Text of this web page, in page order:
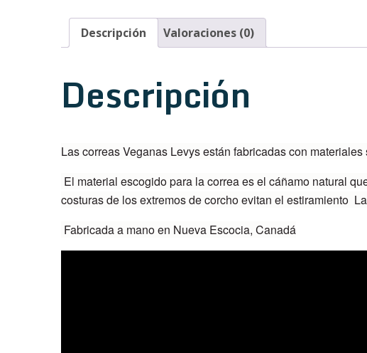
Descripción Valoraciones (0)
Descripción
Las correas Veganas Levys están fabricadas con
El material escogido para la correa es el cáñamo natural
costuras de los extremos de corcho evitan el estiramiento
Fabricada a mano en Nueva Escocia, Canadá